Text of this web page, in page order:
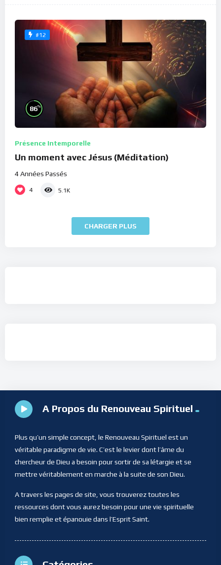
#12
86%
Présence Intemporelle
Un moment avec Jésus (Méditation)
4 Années Passés
4 5.1K
CHARGER PLUS
A Propos du Renouveau Spirituel
Plus qu’un simple concept, le Renouveau Spirituel est un
véritable paradigme de vie. C’est le levier dont l’âme du
chercheur de Dieu a besoin pour sortir de sa létargie et se
mettre véritablement en marche à la suite de son Dieu.
A travers les pages de site, vous trouverez toutes les
ressources dont vous aurez besoin pour une vie spirituelle
bien remplie et épanouie dans l’Esprit Saint.